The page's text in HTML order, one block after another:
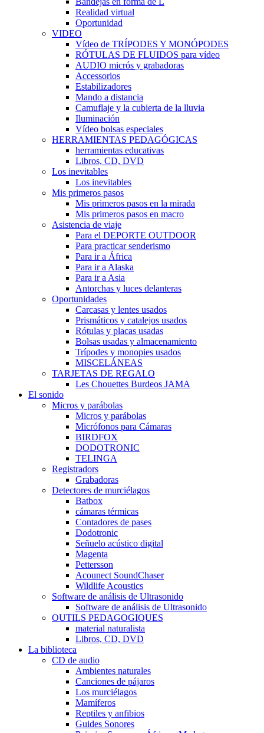
Realidad virtual
Oportunidad
VIDEO
Vídeo de TRÍPODES Y MONÓPODES
RÓTULAS DE FLUIDOS para vídeo
AUDIO micrós y grabadoras
Accessorios
Estabilizadores
Mando a distancia
Camuflaje y la cubierta de la lluvia
Iluminación
Vídeo bolsas especiales
HERRAMIENTAS PEDAGÓGICAS
herramientas educativas
Libros, CD, DVD
Los inevitables
Los inevitables
Mis primeros pasos
Mis primeros pasos en la mirada
Mis primeros pasos en macro
Asistencia de viaje
Para el DEPORTE OUTDOOR
Para practicar senderismo
Para ir a África
Para ir a Alaska
Para ir a Asia
Antorchas y luces delanteras
Oportunidades
Carcasas y lentes usados
Prismáticos y catalejos usados
Rótulas y placas usadas
Bolsas usadas y almacenamiento
Trípodes y monopies usados
MISCELÁNEAS
TARJETAS DE REGALO
Les Chouettes Burdeos JAMA
El sonido
Micros y parábolas
Micros y parábolas
Micrófonos para Cámaras
BIRDFOX
DODOTRONIC
TELINGA
Registradors
Grabadoras
Detectores de murciélagos
Batbox
cámaras térmicas
Contadores de pases
Dodotronic
Señuelo acústico digital
Magenta
Pettersson
Acounect SoundChaser
Wildlife Acoustics
Software de análisis de Ultrasonido
Software de análisis de Ultrasonido
OUTILS PEDAGOGIQUES
material naturalista
Libros, CD, DVD
La biblioteca
CD de audio
Ambientes naturales
Canciones de pájaros
Los murciélagos
Mamíferos
Reptiles y anfibios
Guides Sonores